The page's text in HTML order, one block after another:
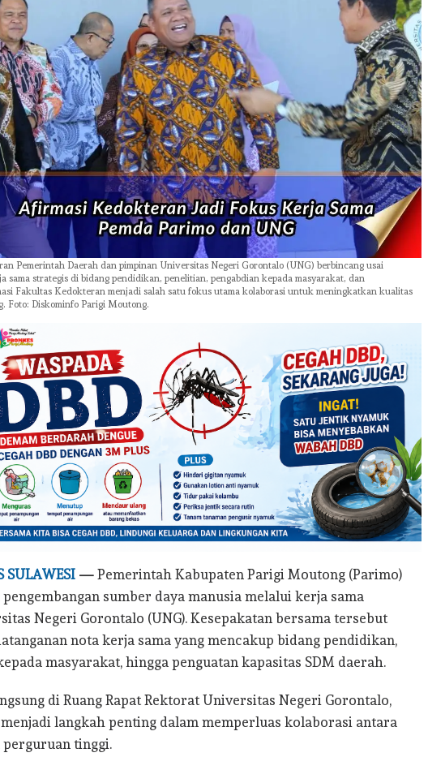
Pemerintah Daerah dan pimpinan Universitas Negeri Gorontalo (UNG) berbincang usai
sama strategis di bidang pendidikan, penelitian, pengabdian kepada masyarakat, dan
Fakultas Kedokteran menjadi salah satu fokus utama kolaborasi untuk meningkatkan kualitas
Foto: Diskominfo Parigi Moutong.
SULAWESI — Pemerintah Kabupaten Parigi Moutong (Parimo)
sumber daya manusia melalui kerja sama
Negeri Gorontalo (UNG). Kesepakatan bersama tersebut
nota kerja sama yang mencakup bidang pendidikan,
masyarakat, hingga penguatan kapasitas SDM daerah.
di Ruang Rapat Rektorat Universitas Negeri Gorontalo,
menjadi langkah penting dalam memperluas kolaborasi antara
tinggi.